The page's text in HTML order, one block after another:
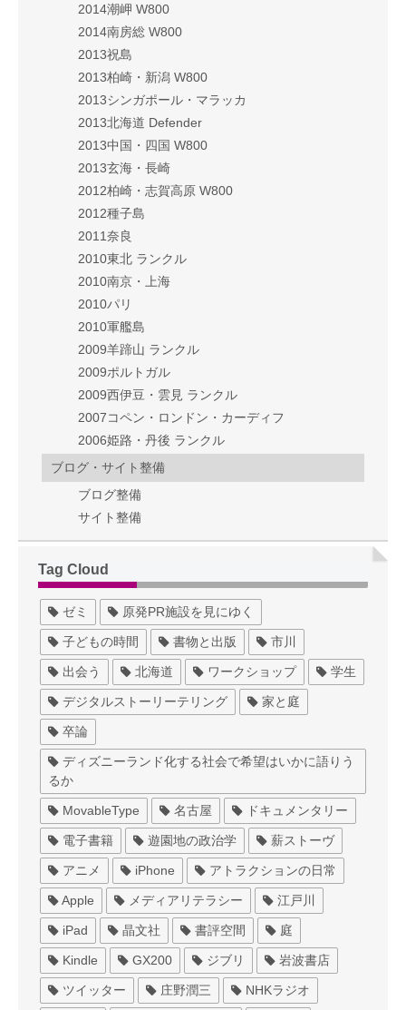
2014潮岬 W800
2014南房総 W800
2013祝島
2013柏崎・新潟 W800
2013シンガポール・マラッカ
2013北海道 Defender
2013中国・四国 W800
2013玄海・長崎
2012柏崎・志賀高原 W800
2012種子島
2011奈良
2010東北 ランクル
2010南京・上海
2010パリ
2010軍艦島
2009羊蹄山 ランクル
2009ポルトガル
2009西伊豆・雲見 ランクル
2007コペン・ロンドン・カーディフ
2006姫路・丹後 ランクル
ブログ・サイト整備
ブログ整備
サイト整備
Tag Cloud
ゼミ 原発PR施設を見にゆく
子どもの時間 書物と出版 市川
出会う 北海道 ワークショップ 学生
デジタルストーリーテリング 家と庭
卒論
ディズニーランド化する社会で希望はいかに語りう
るか
MovableType 名古屋 ドキュメンタリー
電子書籍 遊園地の政治学 薪ストーヴ
アニメ iPhone アトラクションの日常
Apple メディアリテラシー 江戸川
iPad 晶文社 書評空間 庭
Kindle GX200 ジブリ 岩波書店
ツイッター 庄野潤三 NHKラジオ